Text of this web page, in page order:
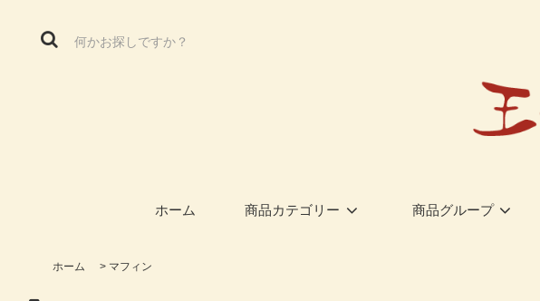
ホーム 商品カテゴリー 商品グループ
ホーム > マフィン